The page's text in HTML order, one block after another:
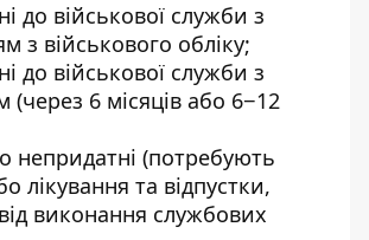
до військової служби з
з військового обліку;
до військової служби з
(через 6 місяців або 6−12
непридатні (потребують
лікування та відпустки,
виконання службових